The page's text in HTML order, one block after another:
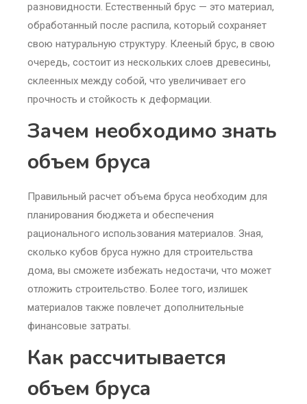
разновидности. Естественный брус — это материал,
обработанный после распила, который сохраняет
свою натуральную структуру. Клееный брус, в свою
очередь, состоит из нескольких слоев древесины,
склеенных между собой, что увеличивает его
прочность и стойкость к деформации.
Зачем необходимо знать
объем бруса
Правильный расчет объема бруса необходим для
планирования бюджета и обеспечения
рационального использования материалов. Зная,
сколько кубов бруса нужно для строительства
дома, вы сможете избежать недостачи, что может
отложить строительство. Более того, излишек
материалов также повлечет дополнительные
финансовые затраты.
Как рассчитывается
объем бруса